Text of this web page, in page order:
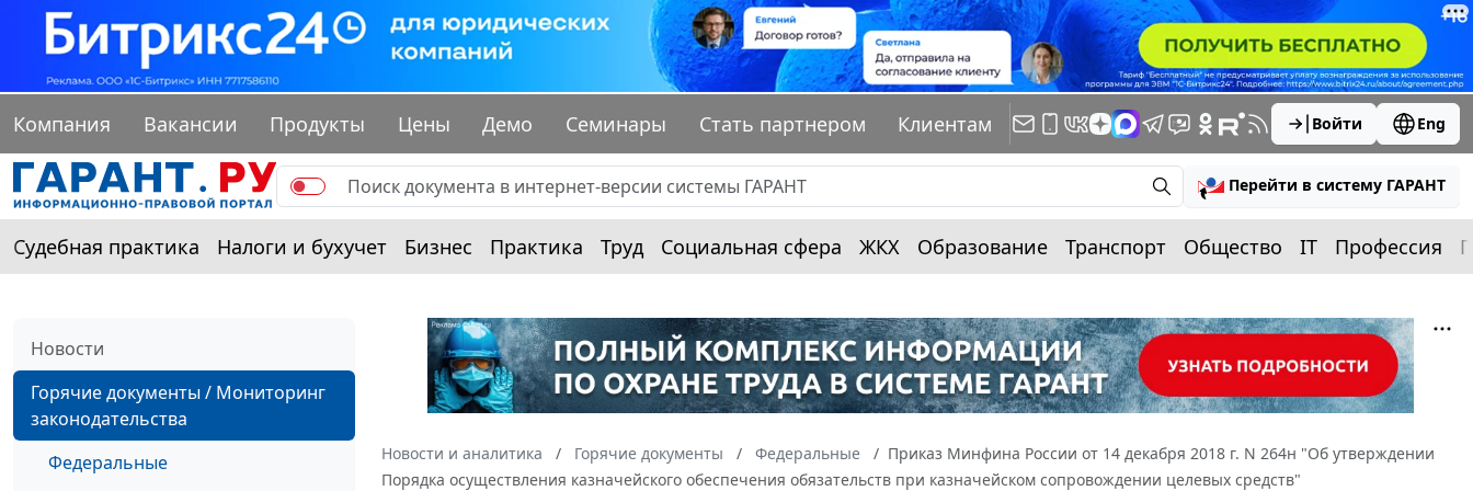
Компания Вакансии Продукты Цены Демо Семинары Стать партнером Клиентам Войти Eng
Перейти в систему ГАРАНТ
Судебная практика Налоги и бухучет Бизнес Практика Труд Социальная сфера ЖКХ Образование Транспорт Общество IT Профессия
Новости
Горячие документы / Мониторинг
законодательства
Федеральные
Новости и аналитика Горячие документы Федеральные
Приказ Минфина России от 14 декабря 2018 г. N 264н "Об утверждении
Порядка осуществления казначейского обеспечения обязательств при казначейском сопровождении целевых средств"